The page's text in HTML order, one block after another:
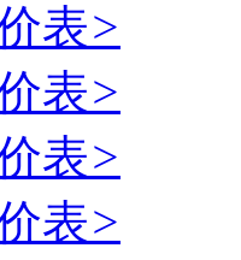
表>
表>
表>
表>